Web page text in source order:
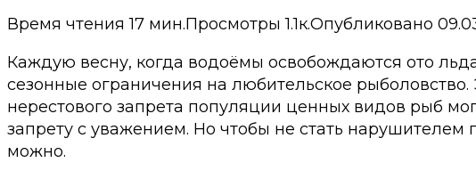
Время чтения 17 мин.Просмотры 1.1к.Опубликовано
Каждую весну, когда водоёмы освобождаются ото
сезонные ограничения на любительское
нерестового запрета популяции ценных видов рыб
запрету с уважением. Но чтобы не стать нарушителем
можно.